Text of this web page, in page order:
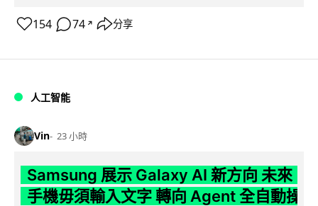
154 74 ↗ 分享
人工智能
Vin 23 小時
Samsung 展示 Galaxy AI 新方向 未來
手機毋須輸入文字 轉向 Agent 全自動操